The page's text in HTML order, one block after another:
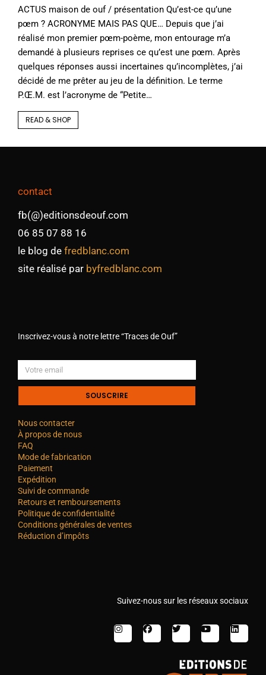
ACTUS maison de ouf / présentation Qu’est-ce qu’une
pœm ? ACRONYME MAIS PAS QUE… Depuis que j’ai
réalisé mon premier pœm-poème, mon entourage m’a
demandé à plusieurs reprises ce qu’est une pœm. Après
quelques réponses aussi incertaines qu’incomplètes, j’ai
décidé de me prêter au jeu de la définition. Le terme
P.Œ.M. est l’acronyme de “Petite…
READ & SHOP
contact
fb(@)editionsdeouf.com
06 85 07 88 16
le blog de fredblanc.com
site réalisé par byfredblanc.com
Inscrivez-vous à notre lettre “Traces de Ouf”
SOUSCRIRE
Nous contacter
À propos de nous
FAQ
Mode de fabrication
Paiement
Expédition
Suivi de commande
Retours et remboursements
Politique de confidentialité
Conditions générales de ventes
Réduction d’impôts
Suivez-nous sur les réseaux sociaux